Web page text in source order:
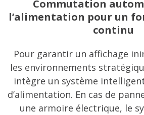
Commutation
l’alimentation pour un
continu
Pour garantir un affichage
les environnements
intègre un système
d’alimentation. En cas de
une armoire électrique, le